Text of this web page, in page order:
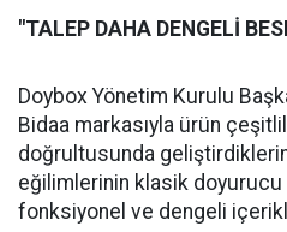
"TALEP DAHA DENGELİ
Doybox Yönetim Kurulu
Bidaa markasıyla ürün
doğrultusunda
eğilimlerinin klasik doyurucu
fonksiyonel ve dengeli